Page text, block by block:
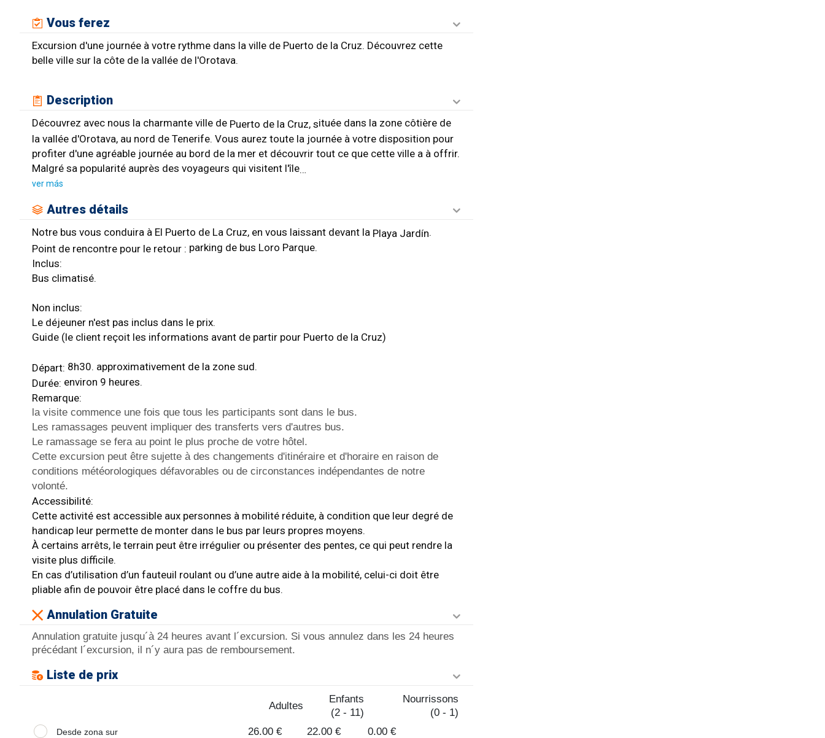
Vous ferez
Excursion d'une journée à votre rythme dans la ville de Puerto de la Cruz. Découvrez cette
belle ville sur la côte de la vallée de l'Orotava.
Description
Découvrez avec nous la charmante ville de Puerto de la Cruz, située dans la zone côtière de
la vallée d'Orotava, au nord de Tenerife. Vous aurez toute la journée à votre disposition pour
profiter d'une agréable journée au bord de la mer et découvrir tout ce que cette ville a à offrir.
Malgré sa popularité auprès des voyageurs qui visitent l'île…
ver más
Autres détails
Notre bus vous conduira à El Puerto de La Cruz, en vous laissant devant la Playa Jardín.
Point de rencontre pour le retour : parking de bus Loro Parque.
Inclus:
Bus climatisé.
Non inclus:
Le déjeuner n'est pas inclus dans le prix.
Guide (le client reçoit les informations avant de partir pour Puerto de la Cruz)
Départ: 8h30. approximativement de la zone sud.
Durée: environ 9 heures.
Remarque:
la visite commence une fois que tous les participants sont dans le bus.
Les ramassages peuvent impliquer des transferts vers d'autres bus.
Le ramassage se fera au point le plus proche de votre hôtel.
Cette excursion peut être sujette à des changements d'itinéraire et d'horaire en raison de
conditions météorologiques défavorables ou de circonstances indépendantes de notre
volonté.
Accessibilité:
Cette activité est accessible aux personnes à mobilité réduite, à condition que leur degré de
handicap leur permette de monter dans le bus par leurs propres moyens.
À certains arrêts, le terrain peut être irrégulier ou présenter des pentes, ce qui peut rendre la
visite plus difficile.
En cas d’utilisation d’un fauteuil roulant ou d’une autre aide à la mobilité, celui-ci doit être
pliable afin de pouvoir être placé dans le coffre du bus.
Annulation Gratuite
Annulation gratuite jusqu´à 24 heures avant l´excursion. Si vous annulez dans les 24 heures
précédant l´excursion, il n´y aura pas de remboursement.
Liste de prix
Adultes
Enfants
(2 - 11)
Nourrissons
(0 - 1)
Desde zona sur 26.00 € 22.00 € 0.00 €